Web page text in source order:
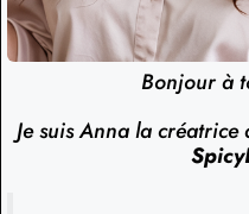
Bonjour à
Je suis Anna la